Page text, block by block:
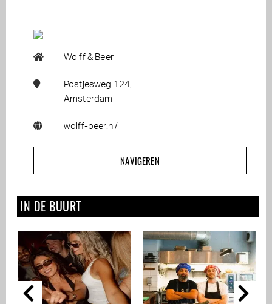
Wolff & Beer
Postjesweg 124,
Amsterdam
wolff-beer.nl/
NAVIGEREN
IN DE BUURT